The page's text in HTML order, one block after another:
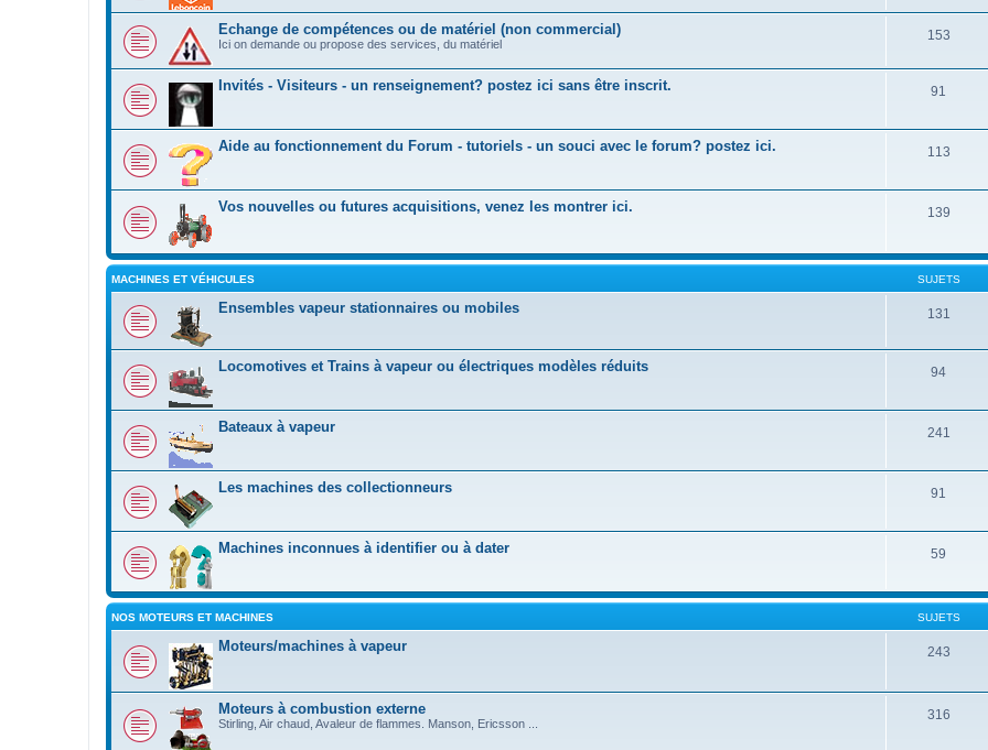
Echange de compétences ou de matériel (non commercial)
Ici on demande ou propose des services, du matériel
153
Invités - Visiteurs - un renseignement? postez ici sans être inscrit. 91
Aide au fonctionnement du Forum - tutoriels - un souci avec le forum? postez ici. 113
Vos nouvelles ou futures acquisitions, venez les montrer ici. 139
MACHINES ET VÉHICULES SUJETS
Ensembles vapeur stationnaires ou mobiles 131
Locomotives et Trains à vapeur ou électriques modèles réduits 94
Bateaux à vapeur 241
Les machines des collectionneurs 91
Machines inconnues à identifier ou à dater 59
NOS MOTEURS ET MACHINES SUJETS
Moteurs/machines à vapeur 243
Moteurs à combustion externe
Stirling, Air chaud, Avaleur de flammes. Manson, Ericsson ...
316